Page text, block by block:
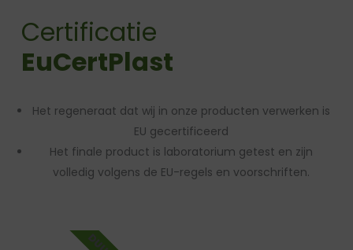
Certificatie
EuCertPlast
Het regeneraat dat wij in onze producten verwerken is
EU gecertificeerd
Het finale product is laboratorium getest en zijn
volledig volgens de EU-regels en voorschriften.